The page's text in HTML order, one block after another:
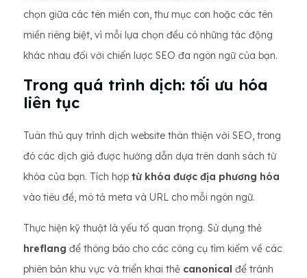
chọn giữa các tên miền con, thư mục con hoặc các tên
miền riêng biệt, vì mỗi lựa chọn đều có những tác động
khác nhau đối với chiến lược SEO đa ngôn ngữ của bạn.
Trong quá trình dịch: tối ưu hóa
liên tục
Tuân thủ quy trình dịch website thân thiện với SEO, trong
đó các dịch giả được hướng dẫn dựa trên danh sách từ
khóa của bạn. Tích hợp từ khóa được địa phương hóa
vào tiêu đề, mô tả meta và URL cho mỗi ngôn ngữ.
Thực hiện kỹ thuật là yếu tố quan trọng. Sử dụng thẻ
hreflang để thông báo cho các công cụ tìm kiếm về các
phiên bản khu vực và triển khai thẻ canonical để tránh